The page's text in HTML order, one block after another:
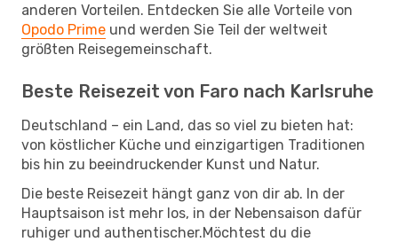
anderen Vorteilen. Entdecken Sie alle Vorteile von
Opodo Prime und werden Sie Teil der weltweit
größten Reisegemeinschaft.
Beste Reisezeit von Faro nach Karlsruhe
Deutschland – ein Land, das so viel zu bieten hat:
von köstlicher Küche und einzigartigen Traditionen
bis hin zu beeindruckender Kunst und Natur.
Die beste Reisezeit hängt ganz von dir ab. In der
Hauptsaison ist mehr los, in der Nebensaison dafür
ruhiger und authentischer.Möchtest du die